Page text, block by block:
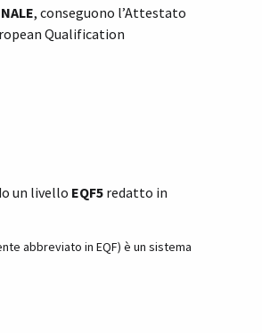
, conseguono l’Attestato
Qualification
un livello EQF5 redatto in
abbreviato in EQF) è un sistema